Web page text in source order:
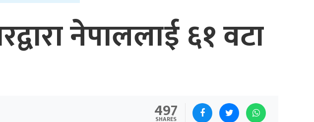
नेपाललाई ६१ वटा
497
SHARES